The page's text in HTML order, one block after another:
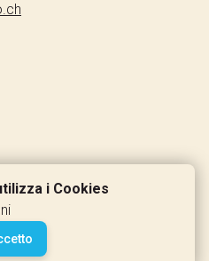
i Cookies